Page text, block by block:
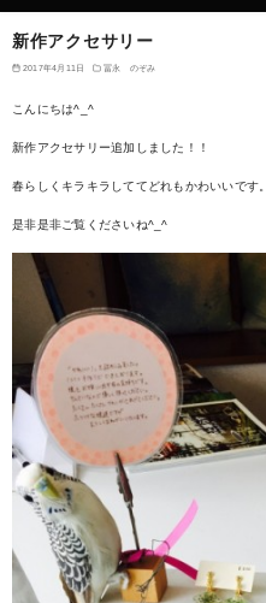
新作アクセサリー
2017年4月11日 冨永 のぞみ
こんにちは^_^
新作アクセサリー追加しました！！
春らしくキラキラしててどれもかわいいです。
是非是非ご覧くださいね^_^